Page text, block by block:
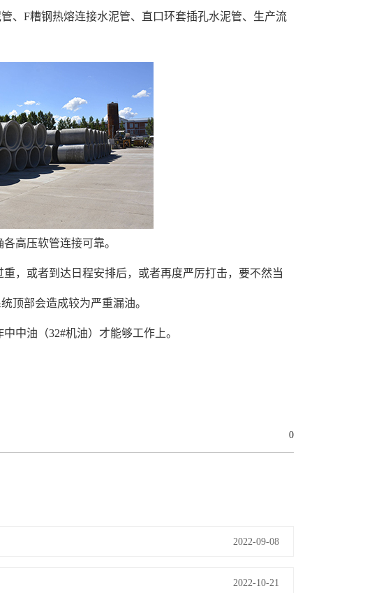
、F糟钢热熔连接水泥管、直口环套插孔水泥管、生产流
高压软管连接可靠。
，或者到达日程安排后，或者再度严厉打击，要不然当
顶部会造成较为严重漏油。
中油（32#机油）才能够工作上。
0
2022-09-08
2022-10-21